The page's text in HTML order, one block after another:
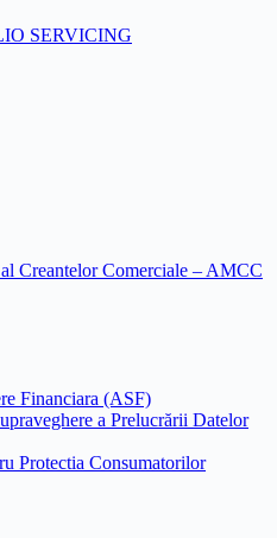
SERVICING
Creantelor Comerciale – AMCC
Financiara (ASF)
a Prelucrării Datelor
Protectia Consumatorilor